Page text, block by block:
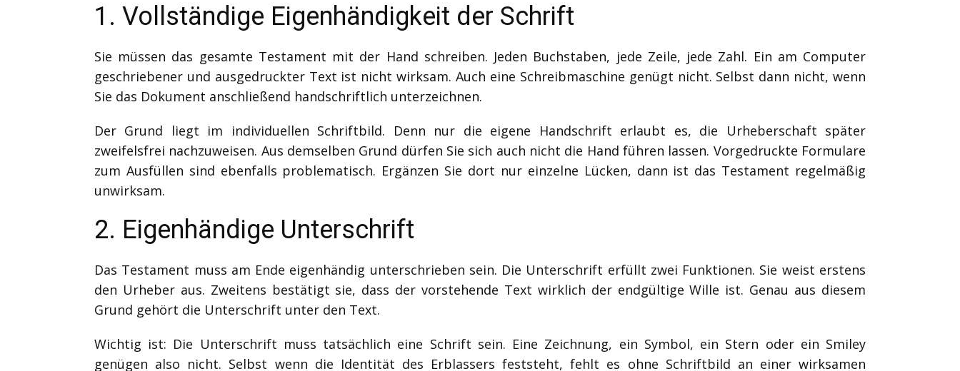
1. Vollständige Eigenhändigkeit der Schrift
Sie müssen das gesamte Testament mit der Hand schreiben. Jeden Buchstaben, jede Zeile, jede Zahl. Ein am Computer
geschriebener und ausgedruckter Text ist nicht wirksam. Auch eine Schreibmaschine genügt nicht. Selbst dann nicht, wenn
Sie das Dokument anschließend handschriftlich unterzeichnen.
Der Grund liegt im individuellen Schriftbild. Denn nur die eigene Handschrift erlaubt es, die Urheberschaft später
zweifelsfrei nachzuweisen. Aus demselben Grund dürfen Sie sich auch nicht die Hand führen lassen. Vorgedruckte Formulare
zum Ausfüllen sind ebenfalls problematisch. Ergänzen Sie dort nur einzelne Lücken, dann ist das Testament regelmäßig
unwirksam.
2. Eigenhändige Unterschrift
Das Testament muss am Ende eigenhändig unterschrieben sein. Die Unterschrift erfüllt zwei Funktionen. Sie weist erstens
den Urheber aus. Zweitens bestätigt sie, dass der vorstehende Text wirklich der endgültige Wille ist. Genau aus diesem
Grund gehört die Unterschrift unter den Text.
Wichtig ist: Die Unterschrift muss tatsächlich eine Schrift sein. Eine Zeichnung, ein Symbol, ein Stern oder ein Smiley
genügen also nicht. Selbst wenn die Identität des Erblassers feststeht, fehlt es ohne Schriftbild an einer wirksamen